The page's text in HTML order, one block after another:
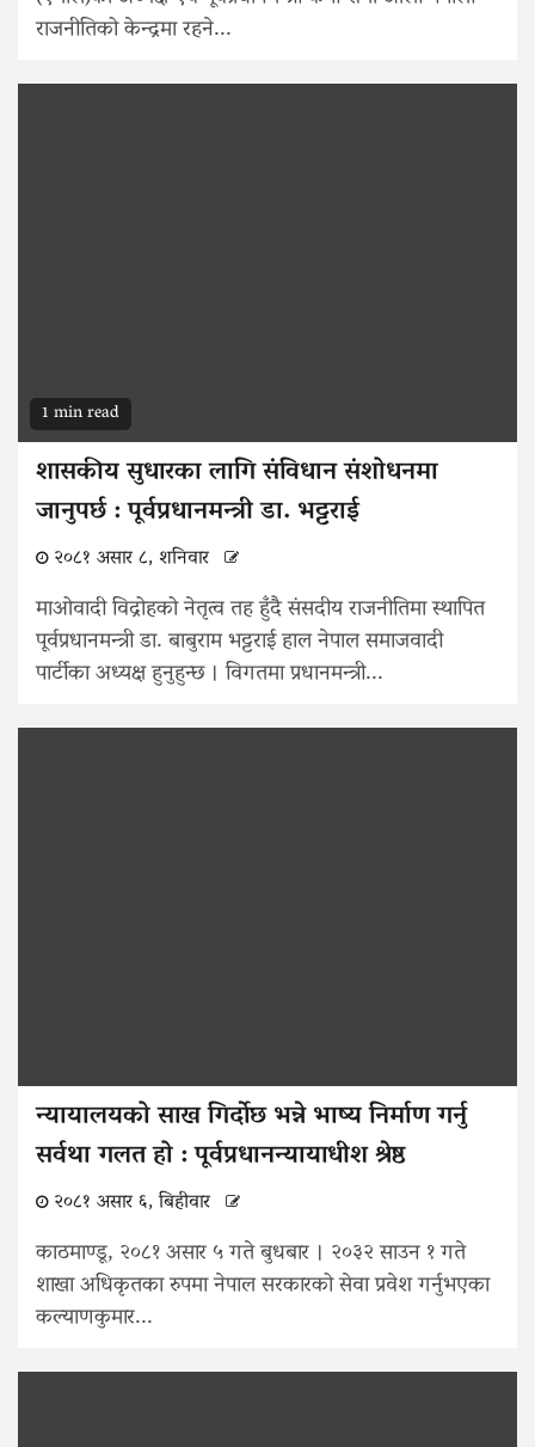
राजनीतिको केन्द्रमा रहने...
1 min read
शासकीय सुधारका लागि संविधान संशोधनमा
जानुपर्छ : पूर्वप्रधानमन्त्री डा. भट्टराई
२०८१ असार ८, शनिवार
माओवादी विद्रोहको नेतृत्व तह हुँदै संसदीय राजनीतिमा स्थापित
पूर्वप्रधानमन्त्री डा‍. बाबुराम भट्टराई हाल नेपाल समाजवादी
पार्टीका अध्यक्ष हुनुहुन्छ । विगतमा प्रधानमन्त्री...
न्यायालयको साख गिर्दाेछ भन्ने भाष्य निर्माण गर्नु
सर्वथा गलत हो : पूर्वप्रधानन्यायाधीश श्रेष्ठ
२०८१ असार ६, बिहीवार
काठमाण्डू, २०८१ असार ५ गते बुधबार । २०३२ साउन १ गते
शाखा अधिकृतका रुपमा नेपाल सरकारको सेवा प्रवेश गर्नुभएका
कल्याणकुमार...